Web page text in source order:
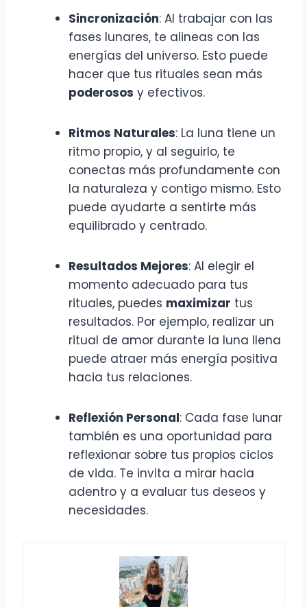
Sincronización: Al trabajar con las
fases lunares, te alineas con las
energías del universo. Esto puede
hacer que tus rituales sean más
poderosos y efectivos.
Ritmos Naturales: La luna tiene un
ritmo propio, y al seguirlo, te
conectas más profundamente con
la naturaleza y contigo mismo. Esto
puede ayudarte a sentirte más
equilibrado y centrado.
Resultados Mejores: Al elegir el
momento adecuado para tus
rituales, puedes maximizar tus
resultados. Por ejemplo, realizar un
ritual de amor durante la luna llena
puede atraer más energía positiva
hacia tus relaciones.
Reflexión Personal: Cada fase lunar
también es una oportunidad para
reflexionar sobre tus propios ciclos
de vida. Te invita a mirar hacia
adentro y a evaluar tus deseos y
necesidades.